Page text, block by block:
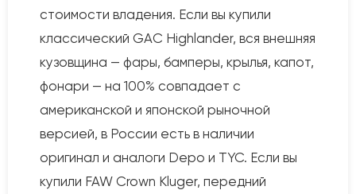
стоимости владения. Если вы купили
классический GAC Highlander, вся внешняя
кузовщина — фары, бамперы, крылья, капот,
фонари — на 100% совпадает с
американской и японской рыночной
версией, в России есть в наличии
оригинал и аналоги Depo и TYC. Если вы
купили FAW Crown Kluger, передний